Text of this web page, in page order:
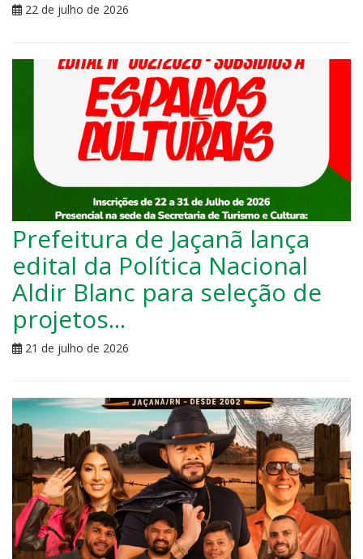
22 de julho de 2026
Prefeitura de Jaçanã lança
edital da Política Nacional
Aldir Blanc para seleção de
projetos...
21 de julho de 2026